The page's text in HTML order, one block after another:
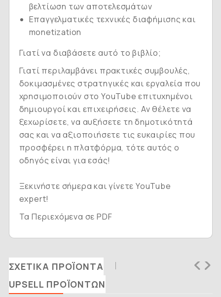
βελτίωση των αποτελεσμάτων
Επαγγελματικές τεχνικές διαφήμισης και
monetization
Γιατί να διαβάσετε αυτό το βιβλίο;
Γιατί περιλαμβάνει πρακτικές συμβουλές,
δοκιμασμένες στρατηγικές και εργαλεία που
χρησιμοποιούν στο YouTube επιτυχημένοι
δημιουργοί και επιχειρήσεις. Αν θέλετε να
ξεχωρίσετε, να αυξήσετε τη δημοτικότητά
σας και να αξιοποιήσετε τις ευκαιρίες που
προσφέρει η πλατφόρμα, τότε αυτός ο
οδηγός είναι για εσάς!
Ξεκινήστε σήμερα και γίνετε YouTube
expert!
Τα Περιεχόμενα σε PDF
ΣΧΕΤΙΚΆ ΠΡΟΪΌΝΤΑ
UPSELL ΠΡΟΪΌΝΤΩΝ